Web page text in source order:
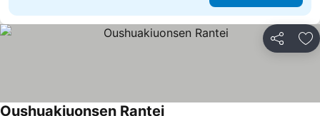
Jaa
Oushuakiuonsen Rantei